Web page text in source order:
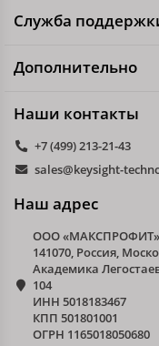
Служба
Дополнительно
Наши контакты
+7 (499) 213-21-43
sales@keysight-
Наш адрес
ООО «МАКСПРОФИТ»
141070, Россия,
Академика
104
ИНН 5018183467
КПП 501801001
ОГРН 1165018050680